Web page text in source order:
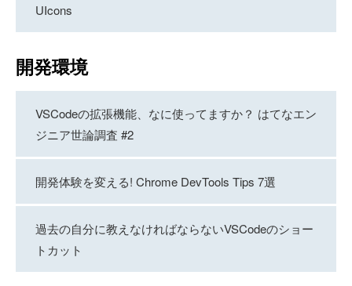
UIcons
開発環境
VSCodeの拡張機能、なに使ってますか？ はてなエン
ジニア世論調査 #2
開発体験を変える! Chrome DevTools Tips 7選
過去の自分に教えなければならないVSCodeのショー
トカット